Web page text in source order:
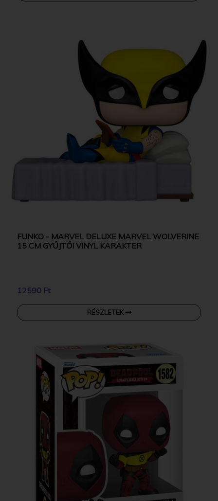
FUNKO - MARVEL DELUXE MARVEL WOLVERINE
15 CM GYŰJTŐI VINYL KARAKTER
12590 Ft
RÉSZLETEK